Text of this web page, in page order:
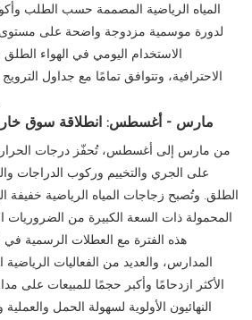
المياه الرياضية المصممة حسب الطلب
لدورة موسمية مزدوجة واضحة على مستوى
الاستخدام اليومي في الهواء الطلق
الاحترافية، وتتوافق تمامًا مع جداول الترويج
1.1 مارس - أغسطس: انطلاقة سوق
من مارس إلى أغسطس، تُحفّز درجات الحرارة
على الجري والتخييم وركوب الدراجات
الطلق. وتُصبح زجاجات المياه الرياضية خفيفة
المحمولة ذات السعة الكبيرة من الضروريات
هذه الفترة مع العطلات الرسمية في
المدارس، والعديد من الفعاليات الرياضية
الأكثر ازدحامًا وأكبر حجمًا للمبيعات على
النهائيون الأولوية لسهولة الحمل